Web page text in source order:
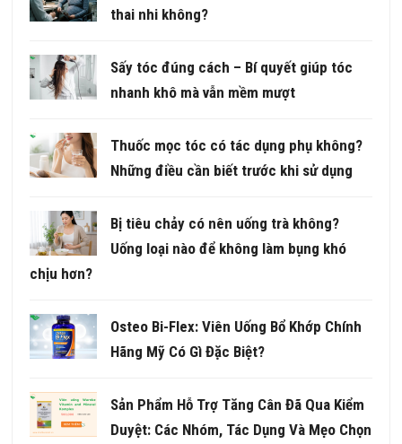
thai nhi không?
Sấy tóc đúng cách – Bí quyết giúp tóc
nhanh khô mà vẫn mềm mượt
Thuốc mọc tóc có tác dụng phụ không?
Những điều cần biết trước khi sử dụng
Bị tiêu chảy có nên uống trà không?
Uống loại nào để không làm bụng khó
chịu hơn?
Osteo Bi-Flex: Viên Uống Bổ Khớp Chính
Hãng Mỹ Có Gì Đặc Biệt?
Sản Phẩm Hỗ Trợ Tăng Cân Đã Qua Kiểm
Duyệt: Các Nhóm, Tác Dụng Và Mẹo Chọn